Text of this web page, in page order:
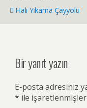
Halı Yıkama Çayyolu
Bir yanıt yazın
E-posta adresiniz
* ile